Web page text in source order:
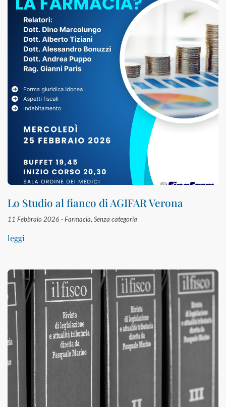
Lo Studio al fianco di AGIFAR Verona
11 Febbraio 2026 -Farmacia, Senza categoria
leggi